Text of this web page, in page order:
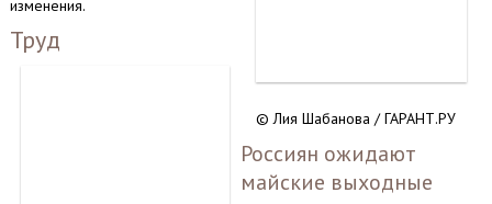
© Лия Шабанова / ГАРАНТ.РУ
изменения.
Труд
Россиян ожидают
майские выходные